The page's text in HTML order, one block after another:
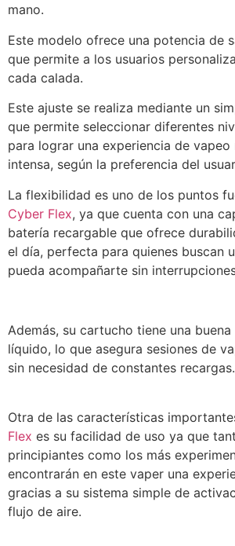
mano.
Este modelo ofrece una potencia de
que permite a los usuarios
cada calada.
Este ajuste se realiza mediante un
que permite seleccionar diferentes
para lograr una experiencia de vapeo
intensa, según la preferencia del
La flexibilidad es uno de los puntos
Cyber Flex, ya que cuenta con una
batería recargable que ofrece
el día, perfecta para quienes buscan
pueda acompañarte sin
Además, su cartucho tiene una
líquido, lo que asegura sesiones de
sin necesidad de constantes recargas.
Otra de las características
Flex es su facilidad de uso ya que
principiantes como los más
encontrarán en este vaper una
gracias a su sistema simple de
flujo de aire.